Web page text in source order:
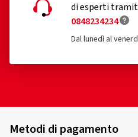
di esperti
0848234234
Dal lunedì al
Metodi di pagamento